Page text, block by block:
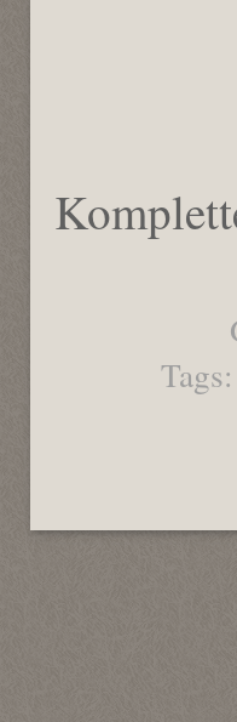
Tags: